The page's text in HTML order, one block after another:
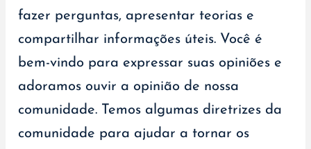
fazer perguntas, apresentar teorias e
compartilhar informações úteis. Você é
bem-vindo para expressar suas opiniões e
adoramos ouvir a opinião de nossa
comunidade. Temos algumas diretrizes da
comunidade para ajudar a tornar os